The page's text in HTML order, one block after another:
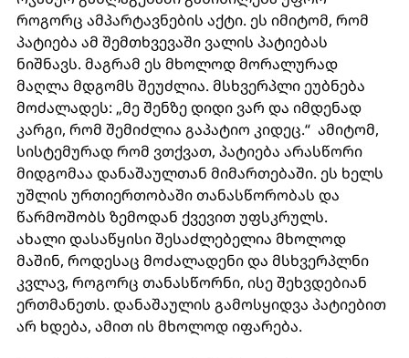
როგორც ამპარტავნების აქტი. ეს იმიტომ, რომ
პატიება ამ შემთხვევაში ვალის პატიებას
ნიშნავს. მაგრამ ეს მხოლოდ მორალურად
მაღლა მდგომს შეუძლია. მსხვერპლი ეუბნება
მოძალადეს: „მე შენზე დიდი ვარ და იმდენად
კარგი, რომ შემიძლია გაპატიო კიდეც.“  ამიტომ,
სისტემურად რომ ვთქვათ, პატიება არასწორი
მიდგომაა დანაშაულთან მიმართებაში. ეს ხელს
უშლის ურთიერთობაში თანასწორობას და
წარმოშობს ზემოდან ქვევით უფსკრულს.
ახალი დასაწყისი შესაძლებელია მხოლოდ
მაშინ, როდესაც მოძალადენი და მსხვერპლნი
კვლავ, როგორც თანასწორნი, ისე შეხვდებიან
ერთმანეთს. დანაშაულის გამოსყიდვა პატიებით
არ ხდება, ამით ის მხოლოდ იფარება.